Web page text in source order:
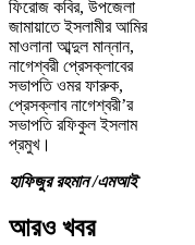
ফিরোজ কবির, উপজেলা
জামায়াতে ইসলামীর আমির
মাওলানা আব্দুল মান্নান,
নাগেশ্বরী প্রেসক্লাবের
সভাপতি ওমর ফারুক,
প্রেসক্লাব নাগেশ্বরী’র
সভাপতি রফিকুল ইসলাম
প্রমুখ।
হাফিজুর রহমান /এমআই
আরও খবর